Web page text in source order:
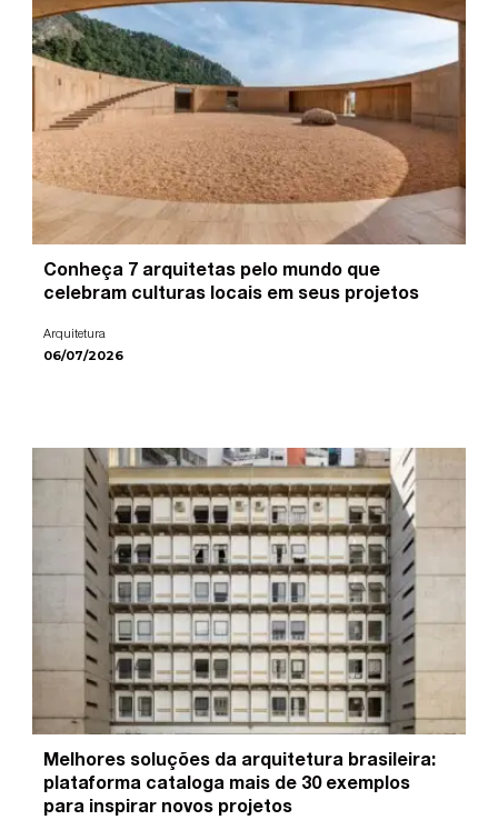
Conheça 7 arquitetas pelo mundo que
celebram culturas locais em seus projetos
Arquitetura
06/07/2026
Melhores soluções da arquitetura brasileira:
plataforma cataloga mais de 30 exemplos
para inspirar novos projetos